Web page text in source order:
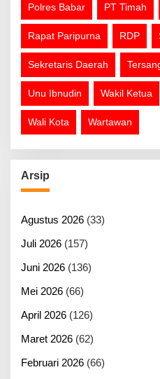
Polres Babar PT Timah
Rapat Paripurna RDP
Sekretaris Daerah
Unu Ibnudin Wakil Ketua
Wali Kota Wartawan
Arsip
Agustus 2026 (33)
Juli 2026 (157)
Juni 2026 (136)
Mei 2026 (66)
April 2026 (126)
Maret 2026 (62)
Februari 2026 (66)